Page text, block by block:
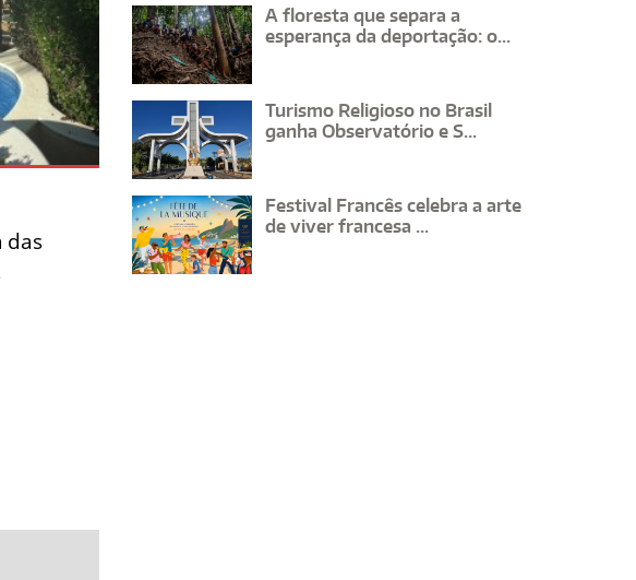
das
A floresta que separa a
esperança da deportação: o...
Turismo Religioso no Brasil
ganha Observatório e S...
Festival Francês celebra a arte
de viver francesa ...